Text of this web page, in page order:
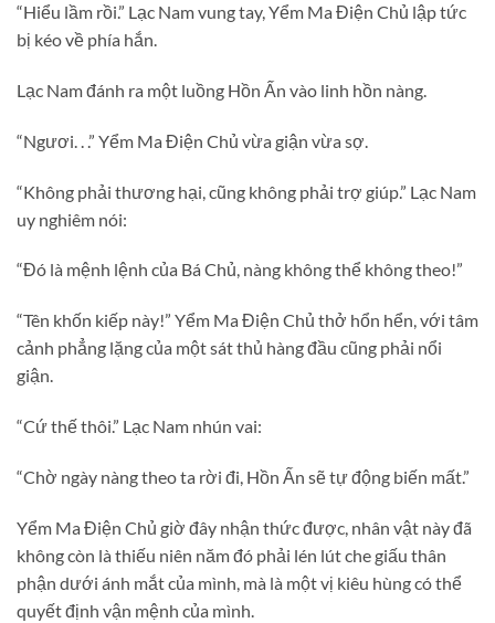
“Hiểu lầm rồi.” Lạc Nam vung tay, Yểm Ma Điện Chủ lập tức
bị kéo về phía hắn.
Lạc Nam đánh ra một luồng Hồn Ấn vào linh hồn nàng.
“Ngươi. . .” Yểm Ma Điện Chủ vừa giận vừa sợ.
“Không phải thương hại, cũng không phải trợ giúp.” Lạc Nam
uy nghiêm nói:
“Đó là mệnh lệnh của Bá Chủ, nàng không thể không theo!”
“Tên khốn kiếp này!” Yểm Ma Điện Chủ thở hổn hển, với tâm
cảnh phẳng lặng của một sát thủ hàng đầu cũng phải nổi
giận.
“Cứ thế thôi.” Lạc Nam nhún vai:
“Chờ ngày nàng theo ta rời đi, Hồn Ấn sẽ tự động biến mất.”
Yểm Ma Điện Chủ giờ đây nhận thức được, nhân vật này đã
không còn là thiếu niên năm đó phải lén lút che giấu thân
phận dưới ánh mắt của mình, mà là một vị kiêu hùng có thể
quyết định vận mệnh của mình.